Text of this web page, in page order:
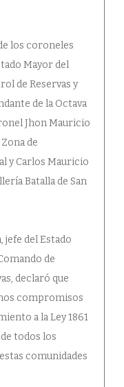
los coroneles
Mayor del
de Reservas y
de la Octava
Jhon Mauricio
de
y Carlos Mauricio
Batalla de San
jefe del Estado
de
declaró que
compromisos
a la Ley 1861
todos los
comunidades